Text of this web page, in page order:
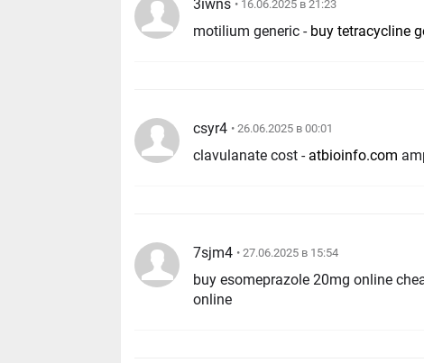
3iwns • 16.06.2025 в 21:23
motilium generic - buy tetracycline
csyr4 • 26.06.2025 в 00:01
clavulanate cost - atbioinfo.com
7sjm4 • 27.06.2025 в 15:54
buy esomeprazole 20mg online
online